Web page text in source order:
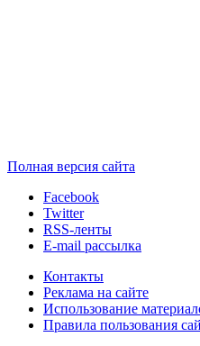
Полная версия сайта
Facebook
Twitter
RSS-ленты
E-mail рассылка
Контакты
Реклама на сайте
Использование
Правила пользования